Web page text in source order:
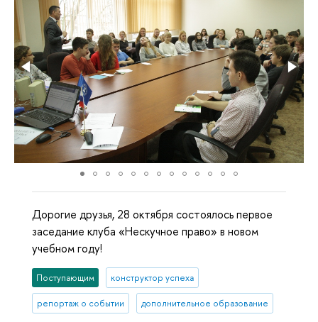
Дорогие друзья, 28 октября состоялось первое
заседание клуба «Нескучное право» в новом
учебном году!
Поступающим конструктор успеха
репортаж о событии дополнительное образование